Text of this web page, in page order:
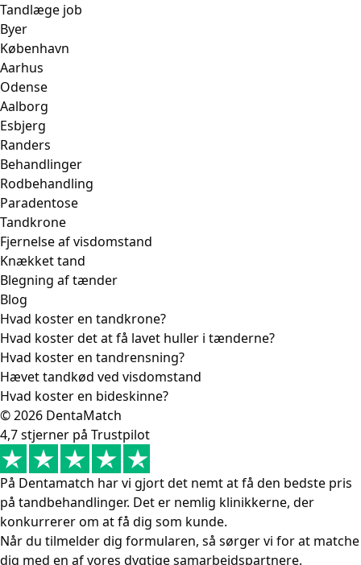
Tandlæge job
Byer
København
Aarhus
Odense
Aalborg
Esbjerg
Randers
Behandlinger
Rodbehandling
Paradentose
Tandkrone
Fjernelse af visdomstand
Knækket tand
Blegning af tænder
Blog
Hvad koster en tandkrone?
Hvad koster det at få lavet huller i tænderne?
Hvad koster en tandrensning?
Hævet tandkød ved visdomstand
Hvad koster en bideskinne?
© 2026 DentaMatch
4,7 stjerner på Trustpilot
På Dentamatch har vi gjort det nemt at få den bedste pris
på tandbehandlinger. Det er nemlig klinikkerne, der
konkurrerer om at få dig som kunde.
Når du tilmelder dig formularen, så sørger vi for at matche
dig med en af vores dygtige samarbejdspartnere.